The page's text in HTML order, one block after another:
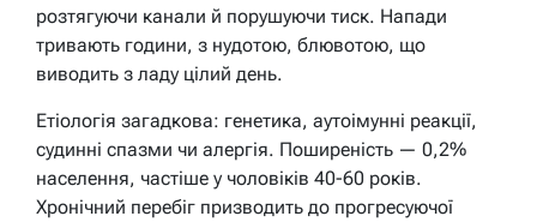
розтягуючи канали й порушуючи тиск. Напади
тривають години, з нудотою, блювотою, що
виводить з ладу цілий день.
Етіологія загадкова: генетика, аутоімунні реакції,
судинні спазми чи алергія. Поширеність — 0,2%
населення, частіше у чоловіків 40-60 років.
Хронічний перебіг призводить до прогресуючої